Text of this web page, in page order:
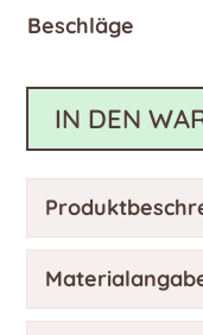
Beschläge
IN DEN